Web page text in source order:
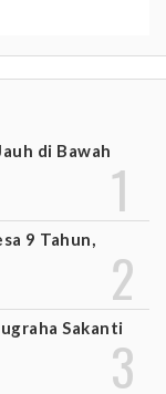
di Bawah
9 Tahun,
Sakanti